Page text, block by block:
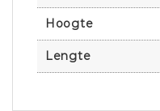
Hoogte
Lengte